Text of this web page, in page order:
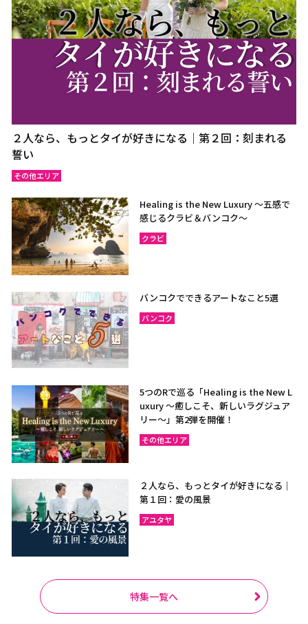
２人なら、もっとタイが好きになる｜第２回：刻まれる
誓い
その他エリア
Healing is the New Luxury ～五感で
感じるクラビ＆バンコク～
クラビ
バンコクでできるアートなこと5選
バンコク
5つのRで巡る「Healing is the New L
uxury ～癒しこそ、新しいラグジュア
リー〜」第2弾を開催！
その他エリア
２人なら、もっとタイが好きになる｜
第１回：愛の風景
アユタヤ
特集一覧へ